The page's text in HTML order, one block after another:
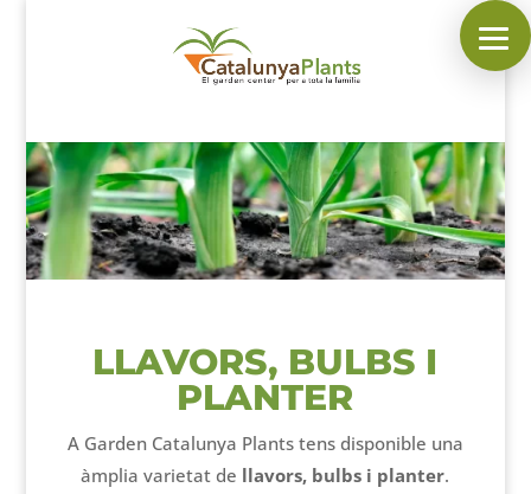
INICI
PLANTES
MASCOTES
HORARI DEL GARDEN
CONTACTAR
LLAVORS, BULBS I
PLANTER
A Garden Catalunya Plants tens disponible una
àmplia varietat de llavors, bulbs i planter.